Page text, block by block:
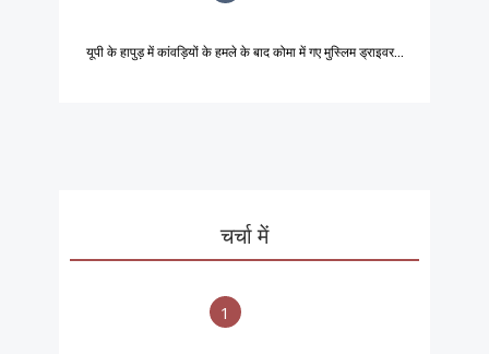
यूपी के हापुड़ में कांवड़ियों के हमले के बाद कोमा में गए मुस्लिम ड्राइवर...
चर्चा में
1